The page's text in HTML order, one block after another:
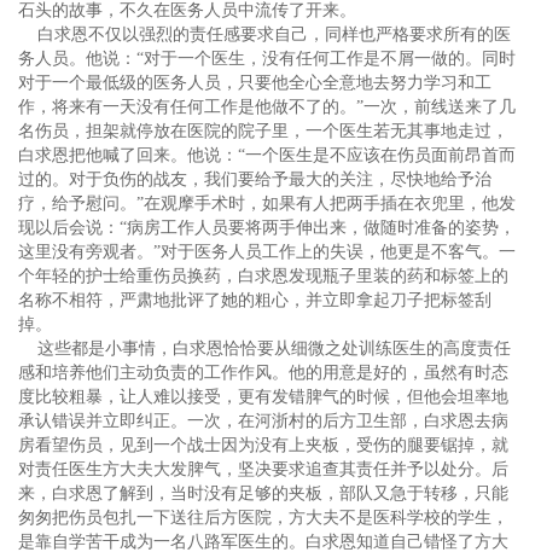
石头的故事，不久在医务人员中流传了开来。
白求恩不仅以强烈的责任感要求自己，同样也严格要求所有的医
务人员。他说：“对于一个医生，没有任何工作是不屑一做的。同时
对于一个最低级的医务人员，只要他全心全意地去努力学习和工
作，将来有一天没有任何工作是他做不了的。”一次，前线送来了几
名伤员，担架就停放在医院的院子里，一个医生若无其事地走过，
白求恩把他喊了回来。他说：“一个医生是不应该在伤员面前昂首而
过的。对于负伤的战友，我们要给予最大的关注，尽快地给予治
疗，给予慰问。”在观摩手术时，如果有人把两手插在衣兜里，他发
现以后会说：“病房工作人员要将两手伸出来，做随时准备的姿势，
这里没有旁观者。”对于医务人员工作上的失误，他更是不客气。一
个年轻的护士给重伤员换药，白求恩发现瓶子里装的药和标签上的
名称不相符，严肃地批评了她的粗心，并立即拿起刀子把标签刮
掉。
这些都是小事情，白求恩恰恰要从细微之处训练医生的高度责任
感和培养他们主动负责的工作作风。他的用意是好的，虽然有时态
度比较粗暴，让人难以接受，更有发错脾气的时候，但他会坦率地
承认错误并立即纠正。一次，在河浙村的后方卫生部，白求恩去病
房看望伤员，见到一个战士因为没有上夹板，受伤的腿要锯掉，就
对责任医生方大夫大发脾气，坚决要求追查其责任并予以处分。后
来，白求恩了解到，当时没有足够的夹板，部队又急于转移，只能
匆匆把伤员包扎一下送往后方医院，方大夫不是医科学校的学生，
是靠自学苦干成为一名八路军医生的。白求恩知道自己错怪了方大